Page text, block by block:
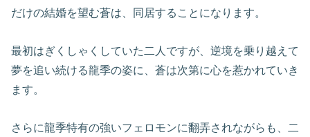
だけの結婚を望む蒼は、同居することになります。
最初はぎくしゃくしていた二人ですが、逆境を乗り越えて
夢を追い続ける龍季の姿に、蒼は次第に心を惹かれていき
ます。
さらに龍季特有の強いフェロモンに翻弄されながらも、二